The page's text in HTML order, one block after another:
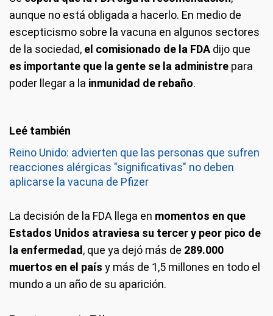
aunque no está obligada a hacerlo. En medio de
escepticismo sobre la vacuna en algunos sectores
de la sociedad, el comisionado de la FDA dijo que
es importante que la gente se la administre para
poder llegar a la inmunidad de rebaño.
Reino Unido: advierten que las personas que sufren
reacciones alérgicas "significativas" no deben
aplicarse la vacuna de Pfizer
La decisión de la FDA llega en momentos en que
Estados Unidos atraviesa su tercer y peor pico de
la enfermedad , que ya dejó más de 289.000
muertos en el país y más de 1,5 millones en todo el
mundo a un año de su aparición.